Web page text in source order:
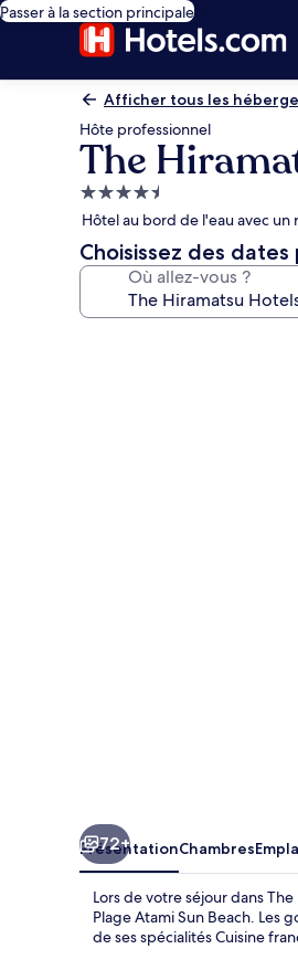
Passer à la section principale
Afficher tous les
Hôte professionnel
The
Hébergement
4.5 étoiles
Hôtel au bord de l'eau avec un
Choisissez des
Où allez-vous ?
72+
PrésentationChambres
Lors de votre séjour dans
Plage Atami Sun Beach. Les
de ses spécialités Cuisine